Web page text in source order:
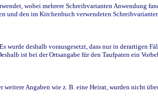
wobei mehrere Schreibvarianten Anwendung
und den im Kirchenbuch verwendeten
wurde deshalb vorausgesetzt, dass nur in derartigen
ist bei der Ortsangabe für den Taufpaten ein
Angaben wie z. B. eine Heirat, wurden nicht